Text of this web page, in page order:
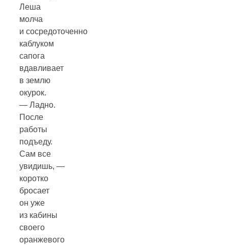
Леша
молча
и сосредоточенно
каблуком
сапога
вдавливает
в землю
окурок.
— Ладно.
После
работы
подъеду.
Сам все
увидишь, —
коротко
бросает
он уже
из кабины
своего
оранжевого